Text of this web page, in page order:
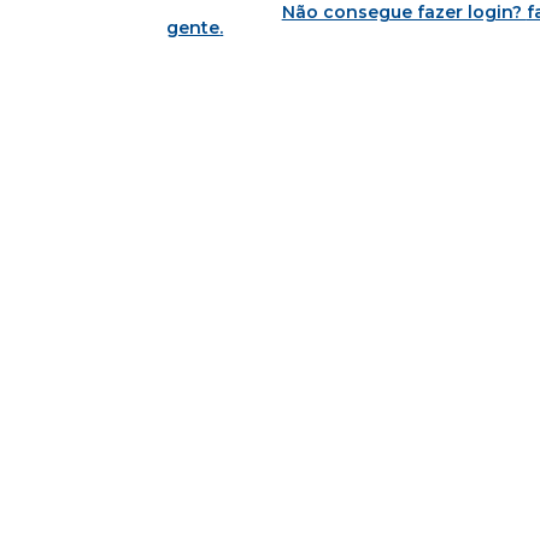
Não consegue fazer login?
gente.